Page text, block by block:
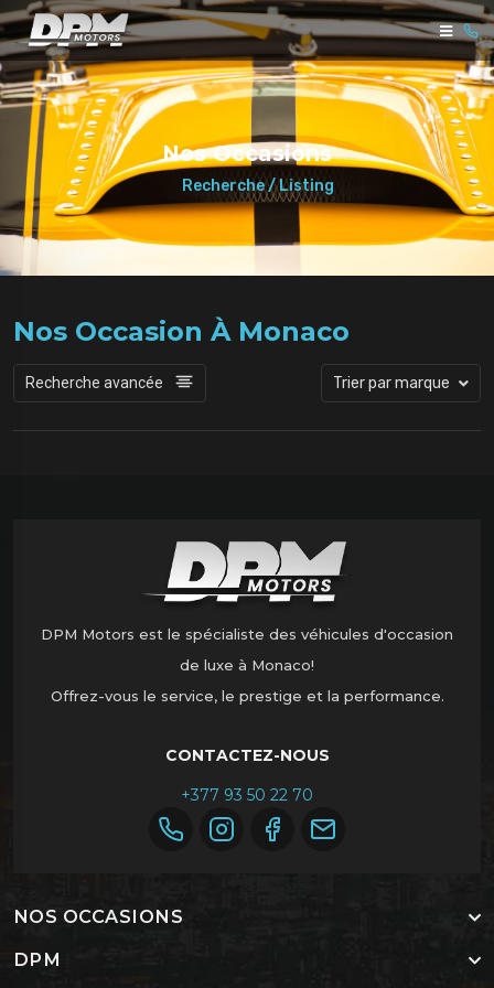
Nos Occasions
Recherche / Listing
Nos Occasion À Monaco
Trier par marque
Recherche avancée
DPM Motors est le spécialiste des véhicules d'occasion
de luxe à Monaco!
Offrez-vous le service, le prestige et la performance.
CONTACTEZ-NOUS
+377 93 50 22 70
NOS OCCASIONS
DPM